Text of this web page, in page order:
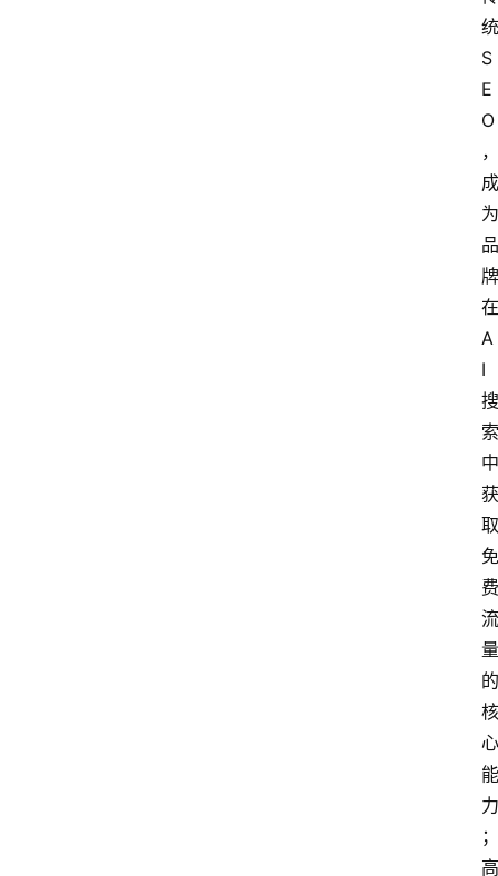
统
S
E
O
，
成
为
品
牌
在
A
I
搜
索
中
获
取
免
费
流
量
的
核
心
能
力
；
高